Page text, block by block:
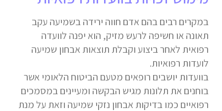
במקרים רבים בהם אדם חווה ירידה בשמיעה עקב
תאונה או חשיפה לרעש מזיק, הוא יפנה לוועדה
רפואית לאחר ביצוע וקבלת תוצאות אבחון שמיעה
לועדות רפואיות.
בוועדות יושבים רופאים מטעם הביטוח הלאומי אשר
בוחנים את תלונות מגיש הבקשה ומעיינים במסמכים
רפואיים כמו בדיקות אבחון נזקי שמיעה וזאת על מנת